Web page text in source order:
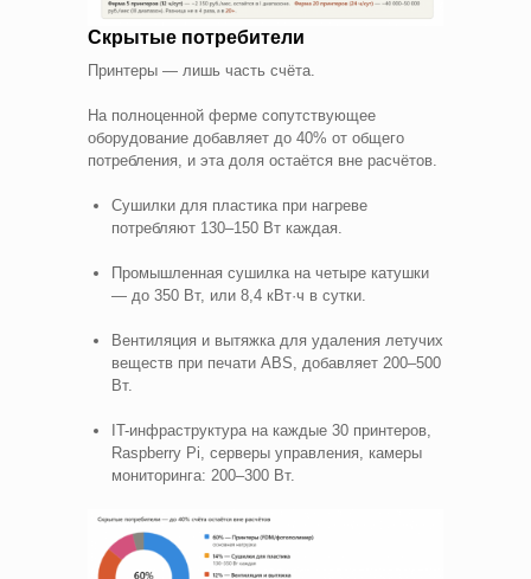
Скрытые потребители
Принтеры — лишь часть счёта.
На полноценной ферме сопутствующее
оборудование добавляет до 40% от общего
потребления, и эта доля остаётся вне расчётов.
Сушилки для пластика при нагреве
потребляют 130–150 Вт каждая.
Промышленная сушилка на четыре катушки
— до 350 Вт, или 8,4 кВт·ч в сутки.
Вентиляция и вытяжка для удаления летучих
веществ при печати ABS, добавляет 200–500
Вт.
IT-инфраструктура на каждые 30 принтеров,
Raspberry Pi, серверы управления, камеры
мониторинга: 200–300 Вт.